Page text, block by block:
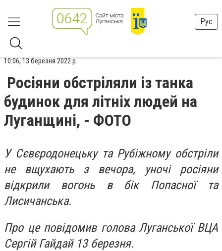
Рус
10:06, 13 березня 2022 р.
Росіяни обстріляли із танка
будинок для літніх людей на
Луганщині, - ФОТО
У Сєвєродонецьку та Рубіжному обстріли
не вщухають з вечора, уночі росіяни
відкрили вогонь в бік Попасної та
Лисичанська.
Про це повідомив голова Луганської ВЦА
Сергій Гайдай 13 березня.